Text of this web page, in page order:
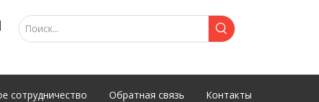
|
сотрудничество Обратная связь Контакты